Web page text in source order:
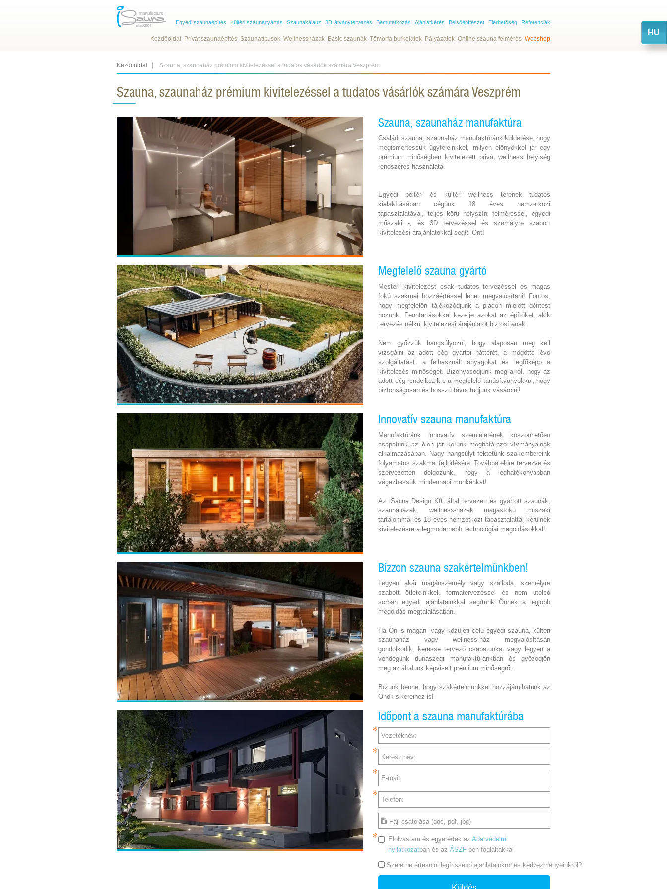
Egyedi szaunaépítés Kültéri szaunagyártás Szaunakalauz 3D látványtervezés Bemutatkozás Ajánlatkérés Belsőépítészet Elérhetőség Referenciák
Kezdőoldal Privát szaunaépítés Szaunatípusok Wellnessházak Basic szaunák Tömörfa burkolatok Pályázatok Online szauna felmérés Webshop
Kezdőoldal Szauna, szaunaház prémium kivitelezéssel a tudatos vásárlók számára Veszprém
Szauna, szaunaház prémium kivitelezéssel a tudatos vásárlók számára Veszprém
Szauna, szaunaház manufaktúra
Családi szauna, szaunaház manufaktúránk küldetése, hogy
megismertessük ügyfeleinkkel, milyen előnyökkel jár egy
prémium minőségben kivitelezett privát wellness helyiség
rendszeres használata.
Egyedi beltéri és kültéri wellness terének tudatos
kialakításában cégünk 18 éves nemzetközi
tapasztalatával, teljes körű helyszíni felméréssel, egyedi
műszaki -, és 3D tervezéssel és személyre szabott
kivitelezési árajánlatokkal segíti Önt!
Megfelelő szauna gyártó
Mesteri kivitelezést csak tudatos tervezéssel és magas
fokú szakmai hozzáértéssel lehet megvalósítani! Fontos,
hogy megfelelőn tájékozódjunk a piacon mielőtt döntést
hozunk. Fenntartásokkal kezelje azokat az építőket, akik
tervezés nélkül kivitelezési árajánlatot biztosítanak.
Nem győzzük hangsúlyozni, hogy alaposan meg kell
vizsgálni az adott cég gyártói hátterét, a mögötte lévő
szolgáltatást, a felhasznált anyagokat és legfőképp a
kivitelezés minőségét. Bizonyosodjunk meg arról, hogy az
adott cég rendelkezik-e a megfelelő tanúsítványokkal, hogy
biztonságosan és hosszú távra tudjunk vásárolni!
Innovatív szauna manufaktúra
Manufaktúránk innovatív szemléletének köszönhetően
csapatunk az élen jár korunk meghatározó vívmányainak
alkalmazásában. Nagy hangsúlyt fektetünk szakembereink
folyamatos szakmai fejlődésére. Továbbá előre tervezve és
szervezetten dolgozunk, hogy a leghatékonyabban
végezhessük mindennapi munkánkat!
Az iSauna Design Kft. által tervezett és gyártott szaunák,
szaunaházak, wellness-házak magasfokú műszaki
tartalommal és 18 éves nemzetközi tapasztalattal kerülnek
kivitelezésre a legmodernebb technológiai megoldásokkal!
Bízzon szauna szakértelmünkben!
Legyen akár magánszemély vagy szálloda, személyre
szabott ötleteinkkel, formatervezéssel és nem utolsó
sorban egyedi ajánlatainkkal segítünk Önnek a legjobb
megoldás megtalálásában.
Ha Ön is magán- vagy közületi célú egyedi szauna, kültéri
szaunaház vagy wellness-ház megvalósításán
gondolkodik, keresse tervező csapatunkat vagy legyen a
vendégünk dunaszegi manufaktúránkban és győződjön
meg az általunk képviselt prémium minőségről.
Bízunk benne, hogy szakértelmünkkel hozzájárulhatunk az
Önök sikereihez is!
Időpont a szauna manufaktúrába
Vezetéknév:
Keresztnév:
E-mail:
Telefon:
Fájl csatolása (doc, pdf, jpg)
Elolvastam és egyetértek azAdatvédelmi
nyilatkozatban és azÁSZF-ben foglaltakkal
Szeretne értesülni legfrissebb ajánlatainkról és kedvezményeinkről?
Küldés
HU